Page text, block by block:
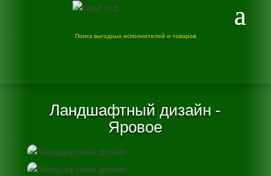
Поиск выгодных исполнителей и товаров
Ландшафтный дизайн -
Яровое